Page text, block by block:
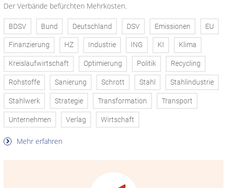
Der Verbände befürchten Mehrkosten.
BDSV Bund Deutschland DSV Emissionen EU
Finanzierung HZ Industrie ING KI Klima
Kreislaufwirtschaft Optimierung Politik Recycling
Rohstoffe Sanierung Schrott Stahl Stahlindustrie
Stahlwerk Strategie Transformation Transport
Unternehmen Verlag Wirtschaft
Mehr erfahren